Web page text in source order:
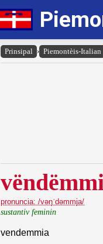
Prinsipal › Piemontèis-Italian
pronuncia: /vəŋˈdəmmja/
sustantiv feminin
vendemmia